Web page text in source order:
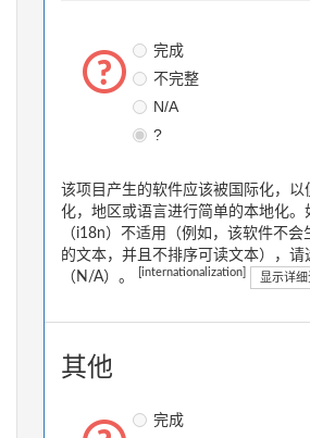
完成
不完整
N/A
?
该项目产生的软件应该被国际化，以
化，地区或语言进行简单的本地化。
（i18n）不适用（例如，该软件不会
的文本，并且不排序可读文本），请
（N/A）。
[internationalization] 显示详
其他
完成